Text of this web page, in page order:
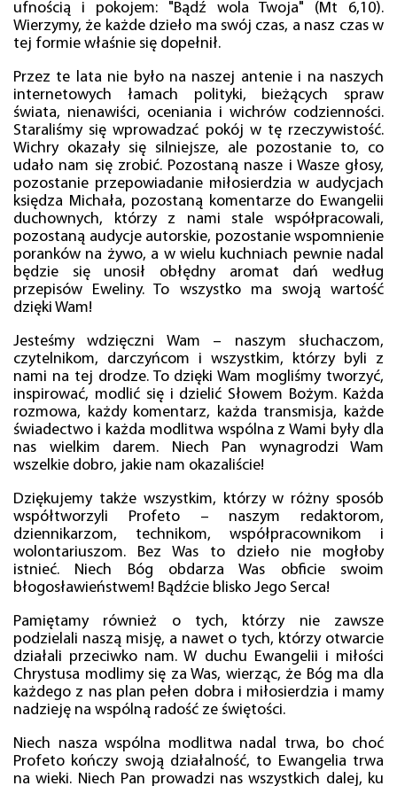
ufnością i pokojem: "Bądź wola Twoja" (Mt 6,10).
Wierzymy, że każde dzieło ma swój czas, a nasz czas w
tej formie właśnie się dopełnił.
Przez te lata nie było na naszej antenie i na naszych
internetowych łamach polityki, bieżących spraw
świata, nienawiści, oceniania i wichrów codzienności.
Staraliśmy się wprowadzać pokój w tę rzeczywistość.
Wichry okazały się silniejsze, ale pozostanie to, co
udało nam się zrobić. Pozostaną nasze i Wasze głosy,
pozostanie przepowiadanie miłosierdzia w audycjach
księdza Michała, pozostaną komentarze do Ewangelii
duchownych, którzy z nami stale współpracowali,
pozostaną audycje autorskie, pozostanie wspomnienie
poranków na żywo, a w wielu kuchniach pewnie nadal
będzie się unosił obłędny aromat dań według
przepisów Eweliny. To wszystko ma swoją wartość
dzięki Wam!
Jesteśmy wdzięczni Wam – naszym słuchaczom,
czytelnikom, darczyńcom i wszystkim, którzy byli z
nami na tej drodze. To dzięki Wam mogliśmy tworzyć,
inspirować, modlić się i dzielić Słowem Bożym. Każda
rozmowa, każdy komentarz, każda transmisja, każde
świadectwo i każda modlitwa wspólna z Wami były dla
nas wielkim darem. Niech Pan wynagrodzi Wam
wszelkie dobro, jakie nam okazaliście!
Dziękujemy także wszystkim, którzy w różny sposób
współtworzyli Profeto – naszym redaktorom,
dziennikarzom, technikom, współpracownikom i
wolontariuszom. Bez Was to dzieło nie mogłoby
istnieć. Niech Bóg obdarza Was obficie swoim
błogosławieństwem! Bądźcie blisko Jego Serca!
Pamiętamy również o tych, którzy nie zawsze
podzielali naszą misję, a nawet o tych, którzy otwarcie
działali przeciwko nam. W duchu Ewangelii i miłości
Chrystusa modlimy się za Was, wierząc, że Bóg ma dla
każdego z nas plan pełen dobra i miłosierdzia i mamy
nadzieję na wspólną radość ze świętości.
Niech nasza wspólna modlitwa nadal trwa, bo choć
Profeto kończy swoją działalność, to Ewangelia trwa
na wieki. Niech Pan prowadzi nas wszystkich dalej, ku